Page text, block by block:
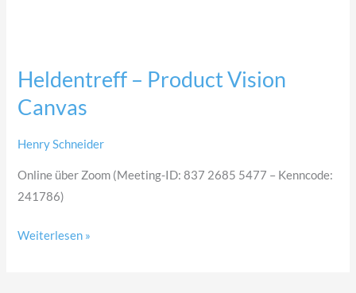
Heldentreff – Product Vision
Canvas
Henry Schneider
Online über Zoom (Meeting-ID: 837 2685 5477 – Kenncode:
241786)
Heldentreff
–
Product
Vision
Weiterlesen »